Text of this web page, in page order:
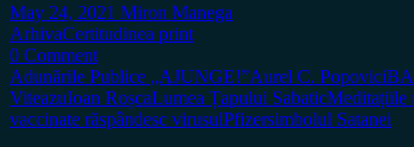
May 24, 2021 Miron Manega
ArhivaCertitudinea print
0 Comment
Adunările Publice „AJUNGE!”Aurel C. Popovici
ViteazuIoan RoșcaLumea Țapului SabaticMeditațiile
vaccinate răspândesc virusulPfizersimbolul Satanei